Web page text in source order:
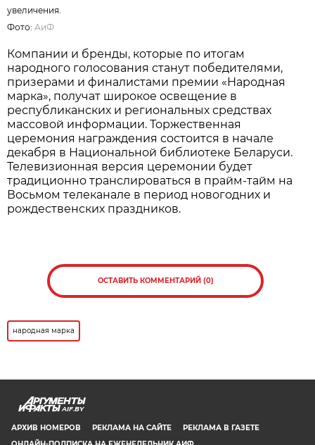
увеличения.
Фото:АиФ
Компании и бренды, которые по итогам
народного голосования станут победителями,
призерами и финалистами премии «Народная
марка», получат широкое освещение в
республиканских и региональных средствах
массовой информации. Торжественная
церемония награждения состоится в начале
декабря в Национальной библиотеке Беларуси.
Телевизионная версия церемонии будет
традиционно транслироваться в прайм-тайм на
Восьмом телеканале в период новогодних и
рождественских праздников.
ОСТАВИТЬ КОММЕНТАРИЙ (0)
народная марка
AIF.BY
АРХИВ НОМЕРОВ РЕКЛАМА НА САЙТЕ
РЕКЛАМА В ГАЗЕТЕ